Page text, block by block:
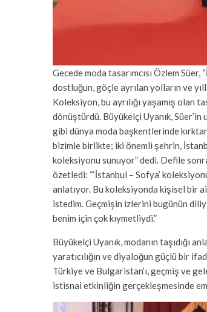
Gecede moda tasarımcısı Özlem
dostluğun, göçle ayrılan yolların ve
Koleksiyon, bu ayrılığı yaşamış olan
dönüştürdü. Büyükelçi Uyanık,
gibi dünya moda başkentlerinde
bizimle birlikte; iki önemli şehrin,
koleksiyonu sunuyor” dedi. Defile
özetledi: “‘İstanbul – Sofya’
anlatıyor. Bu koleksiyonda kişisel bir
istedim. Geçmişin izlerini bugünün
benim için çok kıymetliydi.”
Büyükelçi Uyanık, modanın taşıdığı
yaratıcılığın ve diyaloğun güçlü bir
Türkiye ve Bulgaristan’ı, geçmiş ve
istisnai etkinliğin gerçekleşmesinde